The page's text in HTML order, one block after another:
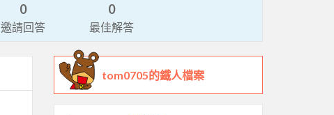
0
邀請回答
0
最佳解答
tom0705的鐵人檔案